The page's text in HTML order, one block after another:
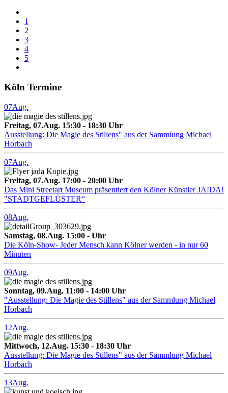
1
2
3
4
5
Köln Termine
07Aug.
Freitag, 07.Aug. 15:30 - 18:30 Uhr
Ausstellung: Die Magie des Stillens" aus der Sammlung Michael
Horbach
07Aug.
Freitag, 07.Aug. 17:00 - 20:00 Uhr
Das Mini Streetart Museum präsentiert den Kölner Künstler JA!DA!
"STADTGEFLÜSTER“
08Aug.
Samstag, 08.Aug. 15:00 - Uhr
Die Köln-Show- Jeder Mensch kann Kölner werden - in nur 60
Minuten
09Aug.
Sonntag, 09.Aug. 11:00 - 14:00 Uhr
"Ausstellung: Die Magie des Stillens" aus der Sammlung Michael
Horbach
12Aug.
Mittwoch, 12.Aug. 15:30 - 18:30 Uhr
Ausstellung: Die Magie des Stillens" aus der Sammlung Michael
Horbach
13Aug.